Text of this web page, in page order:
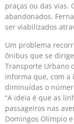
praças ou das
abandonados.
ser viabilizados
Um problema
ônibus que se
Transporte Urbano
informa que, com a
diminuídas o
“A ideia é que as
passageiros nas
Domingos Olímpio